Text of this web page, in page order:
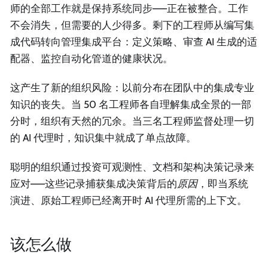
师的全部工作就是保持系统同步——正在被整合。工作
不会消失，但需要的人少得多。剩下的工程师从编写集
成代码转向管理集成平台：定义策略、审查 AI 生成的适
配器、监控自动化管道的健康状况。
这产生了新的组织风险：以前分布在团队中的集成专业
知识的丧失。当 50 名工程师各自理解集成全景的一部
分时，组织有天然的冗余。当三名工程师监督处理一切
的 AI 代理时，知识集中就成了单点故障。
聪明的组织通过投资可观测性、文档和架构决策记录来
应对——这些记录捕获集成决策背后的原因，即当系统
演进、原始工程师已经离开时 AI 代理所需的上下文。
该怎么做